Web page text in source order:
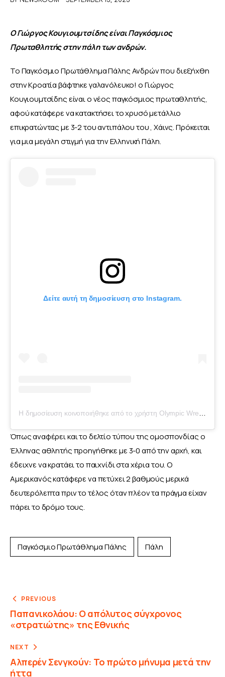
MEET THE TEAM
Ο Γιώργος Κουγιουμτσίδης είναι Παγκόσμιος
Πρωταθλητής στην πάλη των ανδρών.
Το Παγκόσμιο Πρωτάθλημα Πάλης Ανδρών που διεξήχθη
στην Κροατία βάφτηκε γαλανόλευκο! ο Γιώργος
Κουγιουμτσίδης είναι ο νέος παγκόσμιος πρωταθλητής,
αφού κατάφερε να κατακτήσει το χρυσό μετάλλιο
επικρατώντας με 3-2 του αντιπάλου του , Χάινς. Πρόκειται
για μια μεγάλη στιγμή για την Ελληνική Πάλη.
Δείτε αυτή τη δημοσίευση στο Instagram.
Όπως αναφέρει και το δελτίο τύπου της ομοσπονδίας ο
Έλληνας αθλητής προηγήθηκε με 3-0 από την αρχή, και
έδειχνε να κρατάει το παιχνίδι στα χέρια του. Ο
Αμερικανός κατάφερε να πετύχει 2 βαθμούς μερικά
δευτερόλεπτα πριν το τέλος όταν πλέον τα πράγμα είχαν
πάρει το δρόμο τους.
Παγκόσμιο Πρωτάθλημα Πάλης Πάλη
PREVIOUS
Παπανικολάου: Ο απόλυτος σύγχρονος
«στρατιώτης» της Εθνικής
NEXT
Αλπερέν Σενγκούν: Το πρώτο μήνυμα μετά την
ήττα